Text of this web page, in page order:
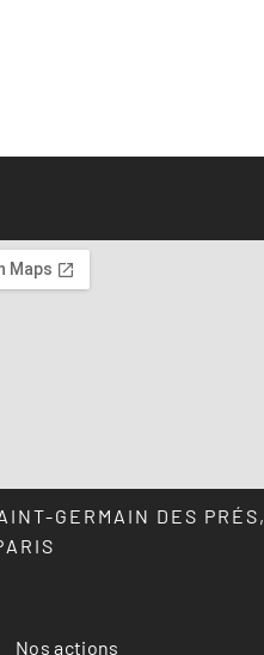
GERMAIN DES PRÉS,
Nos actions